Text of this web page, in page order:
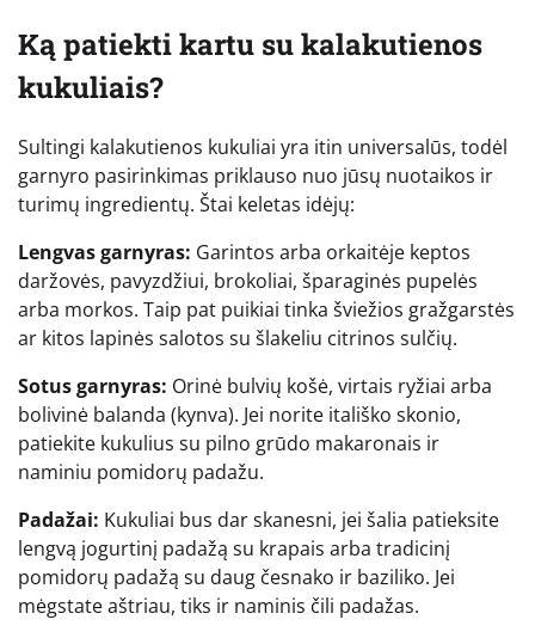
Ką patiekti kartu su kalakutienos
kukuliais?
Sultingi kalakutienos kukuliai yra itin universalūs, todėl
garnyro pasirinkimas priklauso nuo jūsų nuotaikos ir
turimų ingredientų. Štai keletas idėjų:
Lengvas garnyras: Garintos arba orkaitėje keptos
daržovės, pavyzdžiui, brokoliai, šparaginės pupelės
arba morkos. Taip pat puikiai tinka šviežios gražgarstės
ar kitos lapinės salotos su šlakeliu citrinos sulčių.
Sotus garnyras: Orinė bulvių košė, virtais ryžiai arba
bolivinė balanda (kynva). Jei norite itališko skonio,
patiekite kukulius su pilno grūdo makaronais ir
naminiu pomidorų padažu.
Padažai: Kukuliai bus dar skanesni, jei šalia patieksite
lengvą jogurtinį padažą su krapais arba tradicinį
pomidorų padažą su daug česnako ir baziliko. Jei
mėgstate aštriau, tiks ir naminis čili padažas.